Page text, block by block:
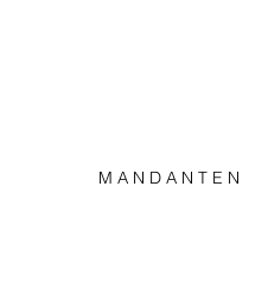
M A N D A N T E N